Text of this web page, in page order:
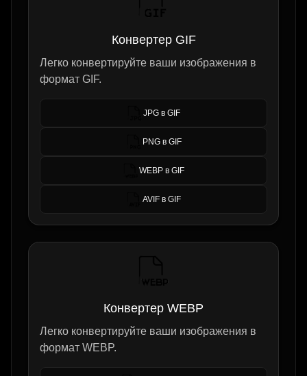
Конвертер GIF
Легко конвертируйте ваши изображения в
формат GIF.
JPG в GIF
PNG в GIF
WEBP в GIF
AVIF в GIF
Конвертер WEBP
Легко конвертируйте ваши изображения в
формат WEBP.